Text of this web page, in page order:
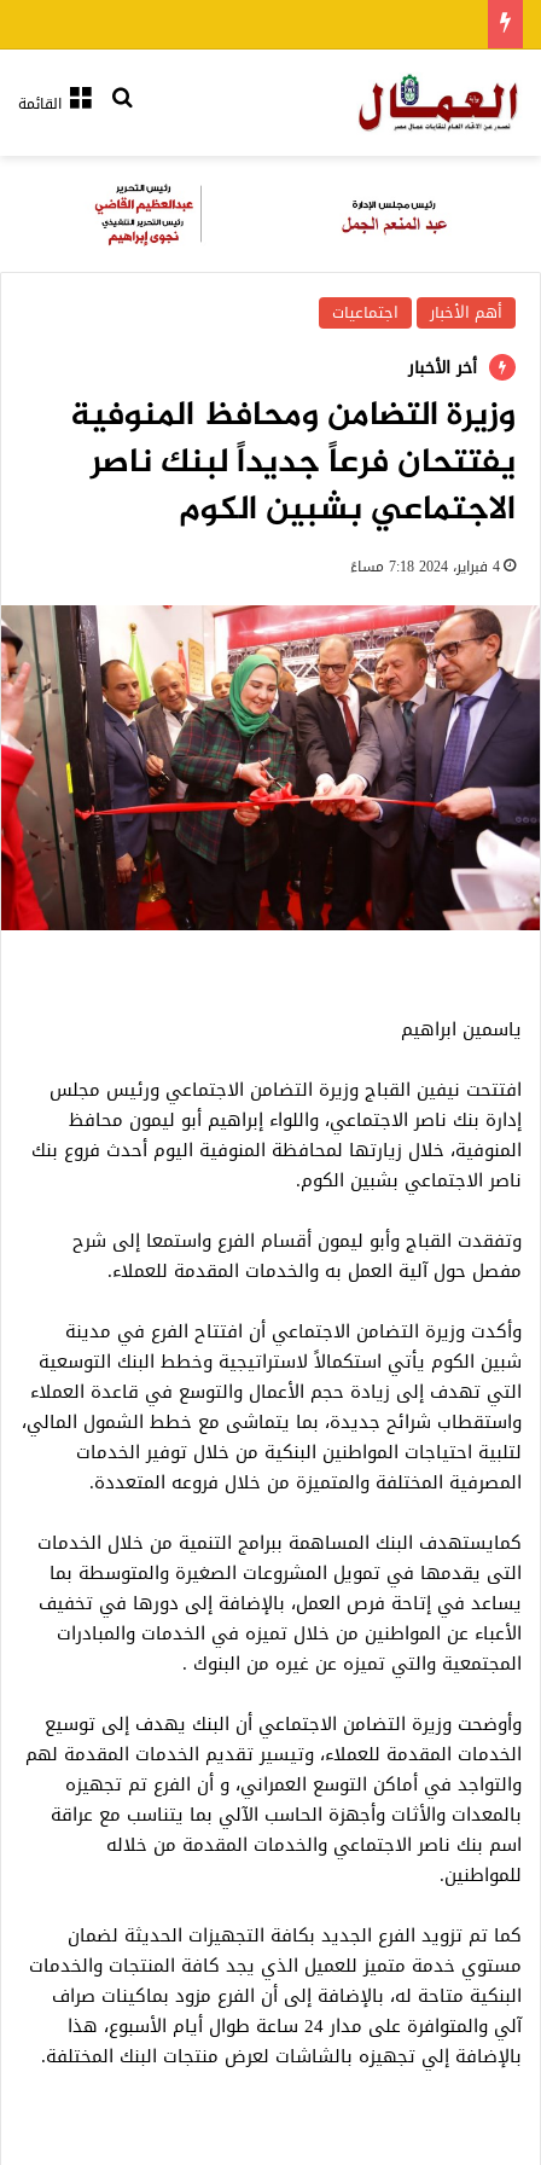
القائمةبحث عن
أهم الأخبار اجتماعيات
أخر الأخبار
وزيرة التضامن ومحافظ المنوفية
يفتتحان فرعاً جديداً لبنك ناصر
الاجتماعي بشبين الكوم
4 فبراير، 2024 7:18 مساءً
ياسمين ابراهيم
افتتحت نيفين القباج وزيرة التضامن الاجتماعي ورئيس مجلس
إدارة بنك ناصر الاجتماعي، واللواء إبراهيم أبو ليمون محافظ
المنوفية، خلال زيارتها لمحافظة المنوفية اليوم أحدث فروع بنك
ناصر الاجتماعي بشبين الكوم.
وتفقدت القباج وأبو ليمون أقسام الفرع واستمعا إلى شرح
مفصل حول آلية العمل به والخدمات المقدمة للعملاء.
وأكدت وزيرة التضامن الاجتماعي أن افتتاح الفرع في مدينة
شبين الكوم يأتي استكمالاً لاستراتيجية وخطط البنك التوسعية
التي تهدف إلى زيادة حجم الأعمال والتوسع في قاعدة العملاء
واستقطاب شرائح جديدة، بما يتماشى مع خطط الشمول المالي،
لتلبية احتياجات المواطنين البنكية من خلال توفير الخدمات
المصرفية المختلفة والمتميزة من خلال فروعه المتعددة.
كمايستهدف البنك المساهمة ببرامج التنمية من خلال الخدمات
التى يقدمها في تمويل المشروعات الصغيرة والمتوسطة بما
يساعد في إتاحة فرص العمل، بالإضافة إلى دورها في تخفيف
الأعباء عن المواطنين من خلال تميزه في الخدمات والمبادرات
المجتمعية والتي تميزه عن غيره من البنوك .
وأوضحت وزيرة التضامن الاجتماعي أن البنك يهدف إلى توسيع
الخدمات المقدمة للعملاء، وتيسير تقديم الخدمات المقدمة لهم
والتواجد في أماكن التوسع العمراني، و أن الفرع تم تجهيزه
بالمعدات والأثات وأجهزة الحاسب الآلي بما يتناسب مع عراقة
اسم بنك ناصر الاجتماعي والخدمات المقدمة من خلاله
للمواطنين.
كما تم تزويد الفرع الجديد بكافة التجهيزات الحديثة لضمان
مستوي خدمة متميز للعميل الذي يجد كافة المنتجات والخدمات
البنكية متاحة له، بالإضافة إلى أن الفرع مزود بماكينات صراف
آلي والمتوافرة على مدار 24 ساعة طوال أيام الأسبوع، هذا
بالإضافة إلي تجهيزه بالشاشات لعرض منتجات البنك المختلفة.